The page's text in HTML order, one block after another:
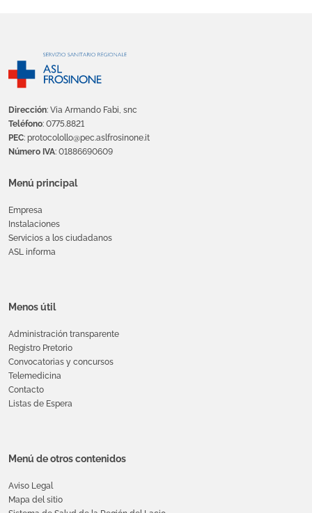
Dirección: Via Armando Fabi, snc
Teléfono: 0775.8821
PEC: protocolollo@pec.aslfrosinone.it
Número IVA: 01886690609
Menú principal
Empresa
Instalaciones
Servicios a los ciudadanos
ASL informa
Menos útil
Administración transparente
Registro Pretorio
Convocatorias y concursos
Telemedicina
Contacto
Listas de Espera
Menú de otros contenidos
Aviso Legal
Mapa del sitio